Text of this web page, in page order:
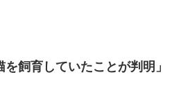
を飼育していたことが判明」